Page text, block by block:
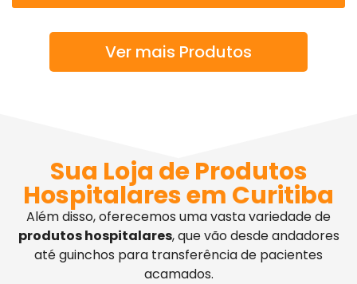
Ver mais Produtos
Sua Loja de Produtos
Hospitalares em Curitiba
Além disso, oferecemos uma vasta variedade de
produtos hospitalares, que vão desde andadores
até guinchos para transferência de pacientes
acamados.